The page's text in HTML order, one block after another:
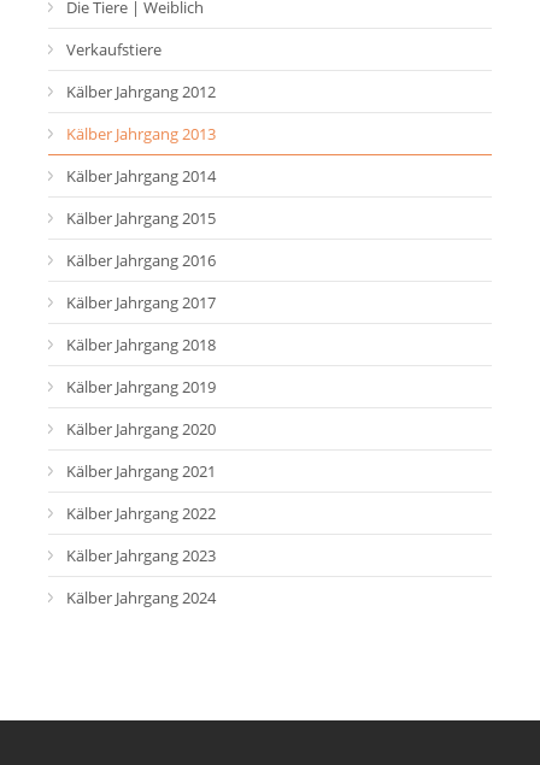
Die Tiere | Weiblich
Verkaufstiere
Kälber Jahrgang 2012
Kälber Jahrgang 2013
Kälber Jahrgang 2014
Kälber Jahrgang 2015
Kälber Jahrgang 2016
Kälber Jahrgang 2017
Kälber Jahrgang 2018
Kälber Jahrgang 2019
Kälber Jahrgang 2020
Kälber Jahrgang 2021
Kälber Jahrgang 2022
Kälber Jahrgang 2023
Kälber Jahrgang 2024